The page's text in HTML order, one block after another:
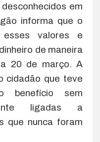
em
informa que o
valores e
de maneira
20 de março. A
cidadão que teve
benefício sem
ligadas a
que nunca foram